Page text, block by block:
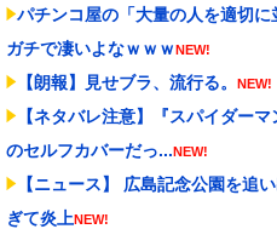
パチンコ屋の「大量の人を適切
ガチで凄いよなｗｗｗNEW!
【朗報】見せブラ、流行る。 NEW!
【ネタバレ注意】『スパイダー
のセルフカバーだっ...NEW!
【ニュース】 広島記念公園を追
ぎて炎上NEW!